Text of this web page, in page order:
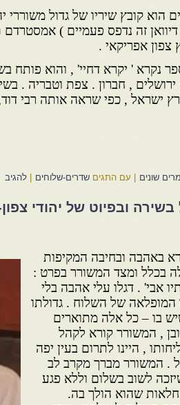
הוא קובץ שיריו של גדול משוררי
זה נדפס פעמיים )
צפון אפריקאי .
נקרא ' יקרא דחיי' , והוא פותח
, חברון . צפת וטבריה .
ישראל , כפי שראה אותה רבי
שונים עם התגים שדרים-שלוחים להגיב
ובפיוט של יהודי
באהבה ובחיבה המקיפות
בכלל ומצד המשורר בפרט :
אבי' . דגלו עלי אהבה בלי
המופלאה של השלוח . גדולתו
בו – כל אלה מתוארים
, המשורר קורא לקהל
, היינו לתרום בעין יפה
. המשורר מברך מקרב לב
לשוב בשלום וללא פגע
שהוא הולך בה.